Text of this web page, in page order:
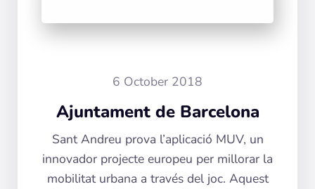
6 October 2018
Ajuntament de Barcelona
Sant Andreu prova l’aplicació MUV, un
innovador projecte europeu per millorar la
mobilitat urbana a través del joc. Aquest